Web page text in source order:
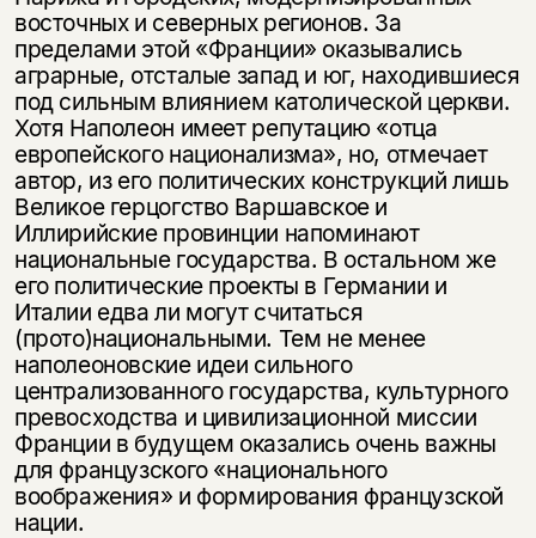
восточных и северных регионов. За
пределами этой «Франции» оказывались
аграрные, отсталые запад и юг, находившиеся
под сильным влиянием католической церкви.
Хотя Наполеон имеет репутацию «отца
европейского национализма», но, отмечает
автор, из его политических конструкций лишь
Великое герцогство Варшавское и
Иллирийские провинции напоминают
национальные государства. В остальном же
его политические проекты в Германии и
Италии едва ли могут считаться
(прото)национальными. Тем не менее
наполеоновские идеи сильного
централизованного государства, культурного
превосходства и цивилизационной миссии
Франции в будущем оказались очень важны
для французского «национального
воображения» и формирования французской
нации.